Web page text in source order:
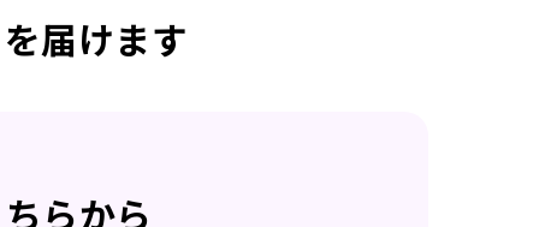
届けます
らから